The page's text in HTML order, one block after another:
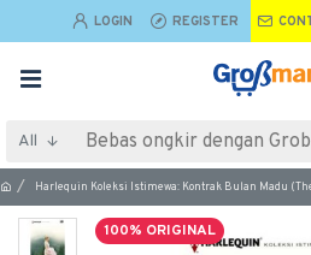
LOGIN REGISTER
All
Harlequin Koleksi Istimewa: Kontrak Bulan Madu
100% ORIGINAL